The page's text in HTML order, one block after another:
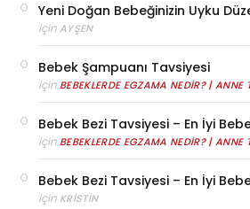
Yeni Doğan Bebeğinizin Uyku
için AYŞEN
Bebek Şampuanı Tavsiyesi
için BEBEKLERDE EGZAMA NEDIR? | ANNE
Bebek Bezi Tavsiyesi – En İyi
için BEBEKLERDE EGZAMA NEDIR? | ANNE
Bebek Bezi Tavsiyesi – En İyi
için KRISTIN